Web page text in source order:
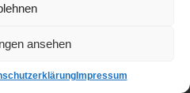
ansehen
Impressum
an und versteckt
einen Rausch der
Ahnt er, dass er mit